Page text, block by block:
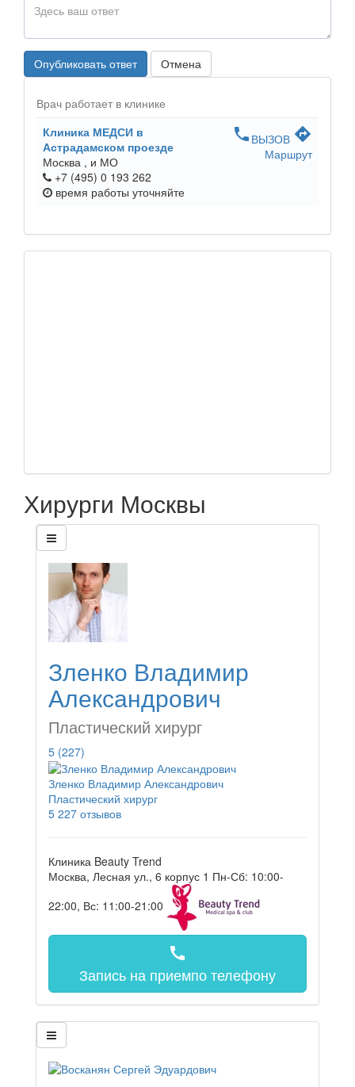
Опубликовать ответ Отмена
Врач работает в клинике
Клиника МЕДСИ в
Астрадамском проезде
Москва , и МО
+7 (495) 0 193 262
время работы уточняйте
phone ВЫЗОВ directions
Маршрут
Хирурги Москвы
Зленко Владимир
Александрович
Пластический хирург
5 (227)
Зленко Владимир Александрович
Пластический хирург
5 227 отзывов
Клиника Beauty Trend
Москва, Лесная ул., 6 корпус 1 Пн-Сб: 10:00-
22:00, Вс: 11:00-21:00
call
Запись на приемпо телефону